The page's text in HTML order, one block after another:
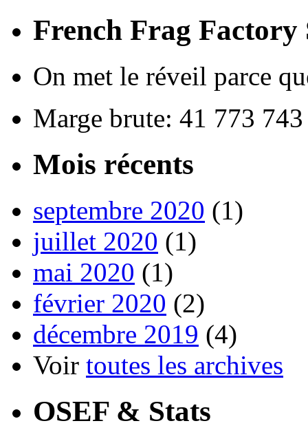
French Frag Factory
On met le réveil parce
Marge brute: 41 773
Mois récents
septembre 2020 (1)
juillet 2020 (1)
mai 2020 (1)
février 2020 (2)
décembre 2019 (4)
Voir toutes les archives
OSEF & Stats